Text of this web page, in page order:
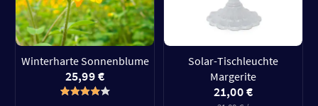
Winterharte Sonnenblume
25,99 €
Solar-Tischleuchte
Margerite
21,00 €